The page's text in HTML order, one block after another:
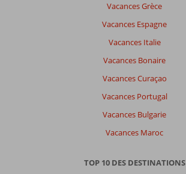
Vacances Grèce
Vacances Espagne
Vacances Italie
Vacances Bonaire
Vacances Curaçao
Vacances Portugal
Vacances Bulgarie
Vacances Maroc
TOP 10 DES DESTINATIONS